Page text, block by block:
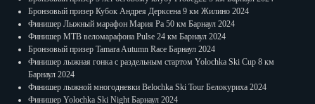
Бронзовый призер Кубок Андрея Дерксена 9 км Жилино 2024⠀
Финишер Лыжный марафон Мария Ра 50 км Барнаул 2024⠀
Финишер МTB веломарафона Pulse 24 км Барнаул 2024
Бронзовый призер Tamara Autumn Race Барнаул 2024⠀
Финишер лыжная гонка с раздельным стартом Yolochka Ski Cup 8 км
Барнаул 2024
Финишер лыжной многодневки Belochka Ski Tour Белокуриха 2024
Финишер Yolochka Ski Night Барнаул 2024⠀